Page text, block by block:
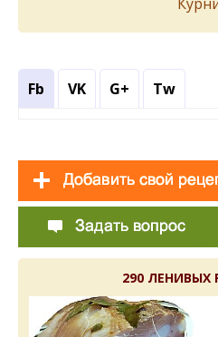
Fb VK G+ Tw
290 ЛЕНИВЫХ